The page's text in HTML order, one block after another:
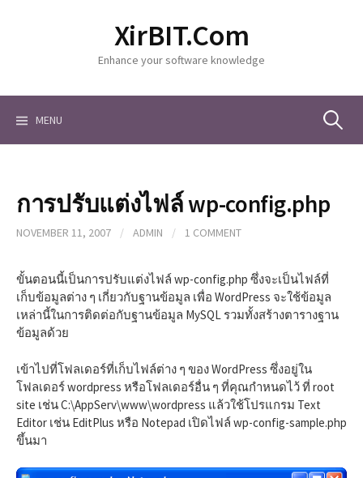
o
XirBIT.Com
Enhance your software knowledge
MENU S
a
c
f
การปรับแต่งไฟล์ wp-config.php
NOVEMBER 11, 2007 / ADMIN / 1 COMMENT
ขั้นตอนนี้เป็นการปรับแต่งไฟล์ wp-config.php ซึ่งจะเป็นไฟล์ที่
เก็บข้อมูลต่าง ๆ เกี่ยวกับฐานข้อมูล เพื่อ WordPress จะใช้ข้อมูล
เหล่านี้ในการติดต่อกับฐานข้อมูล MySQL รวมทั้งสร้างตารางฐาน
ข้อมูลด้วย
เข้าไปที่โฟลเดอร์ที่เก็บไฟล์ต่าง ๆ ของ WordPress ซึ่งอยู่ใน
โฟลเดอร์ wordpress หรือโฟลเดอร์อื่น ๆ ที่คุณกำหนดไว้ ที่ root
site เช่น C:\AppServ\www\wordpress แล้วใช้โปรแกรม Text
Editor เช่น EditPlus หรือ Notepad เปิดไฟล์ wp-config-sample.php
ขึ้นมา